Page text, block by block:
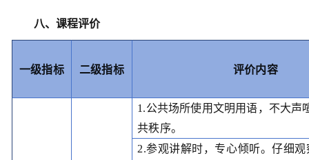
八、课程评价
一级指标 二级指标 评价内容
1.公共场所使用文明用语，不大声
共秩序。
2.参观讲解时，专心倾听。仔细观